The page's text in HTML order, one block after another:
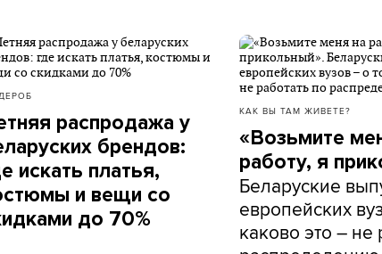
распродажа у
брендов:
искать платья,
и вещи со
до 70%
КАК ВЫ ТАМ ЖИВЕТЕ?
«Возьмите
работу, я
Беларуские
европейских
каково это – не